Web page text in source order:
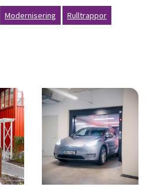
Modernisering
Rulltrappor